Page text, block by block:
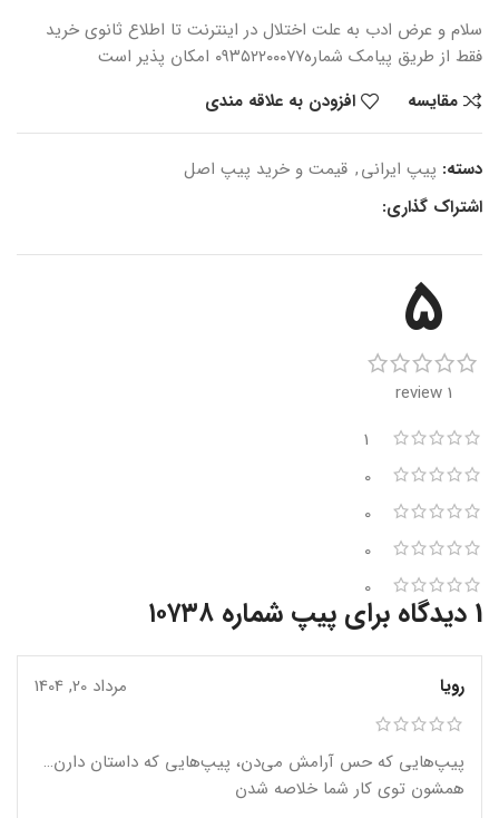
سلام و عرض ادب به علت اختلال در اینترنت تا اطلاع ثانوی خرید
فقط از طریق پیامک شماره۰۹۳۵۲۲۰۰۰۷۷ امکان پذیر است
مقایسه
افزودن به علاقه مندی
دسته: پیپ ایرانی, قیمت و خرید پیپ اصل
اشتراک گذاری:
5
1 review
1
0
0
0
0
1 دیدگاه برای پیپ شماره ۱۰۷۳۸
رویا مرداد 20, 1404
پیپ‌هایی که حس آرامش می‌دن، پیپ‌هایی که داستان دارن…
همشون توی کار شما خلاصه شدن